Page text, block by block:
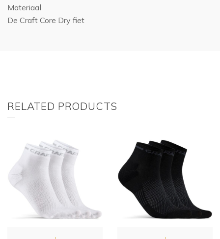
Materiaal
De Craft Core Dry fiet
RELATED PRODUCTS